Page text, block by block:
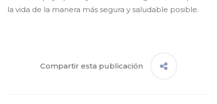
la vida de la manera más segura y saludable posible.
Compartir esta publicación